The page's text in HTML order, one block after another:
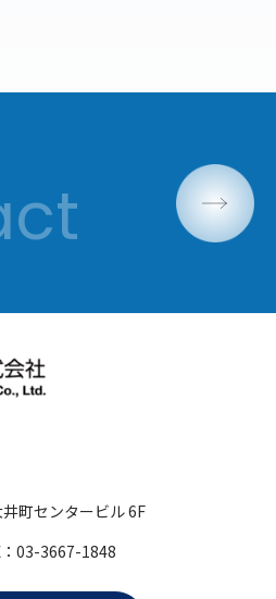
町センタービル 6F
03-3667-1848